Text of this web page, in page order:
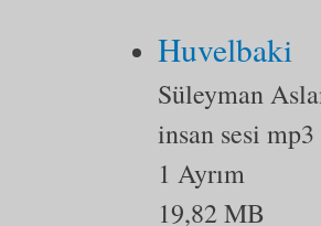
Huvelbaki
Süleyman
insan sesi mp3
1 Ayrım
19,82 MB